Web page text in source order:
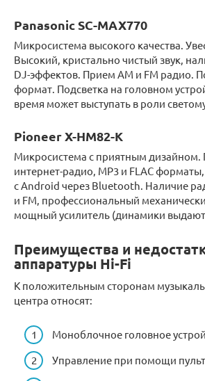
Panasonic SC-MAX770
Микросистема высокого качества.
Высокий, кристально чистый звук,
DJ-эффектов. Прием AM и FM радио.
формат. Подсветка на головном
время может выступать в роли
Pioneer X-HM82-K
Микросистема с приятным дизайном.
интернет-радио, MP3 и FLAC
с Android через Bluetooth. Наличие
и FM, профессиональный
мощный усилитель (динамики выдают
Преимущества и
аппаратуры Hi-Fi
К положительным сторонам
центра относят:
Моноблочное головное
Управление при помощи